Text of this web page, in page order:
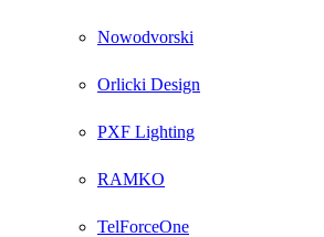
Nowodvorski
Orlicki Design
PXF Lighting
RAMKO
TelForceOne